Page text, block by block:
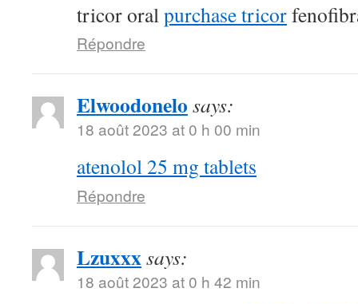
tricor oralpurchase tricor
Répondre
Elwoodonelo says:
18 août 2023 at 0 h 00 min
atenolol 25 mg tablets
Répondre
Lzuxxxsays:
18 août 2023 at 0 h 42 min